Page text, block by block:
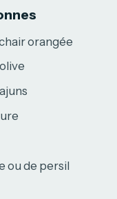
orangée
ou de persil